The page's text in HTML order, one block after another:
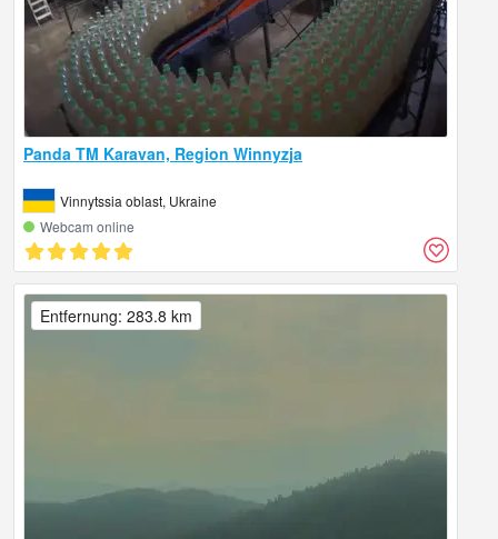
Panda TM Karavan, Region Winnyzja
Vinnytssia oblast, Ukraine
Webcam online
Entfernung: 283.8 km